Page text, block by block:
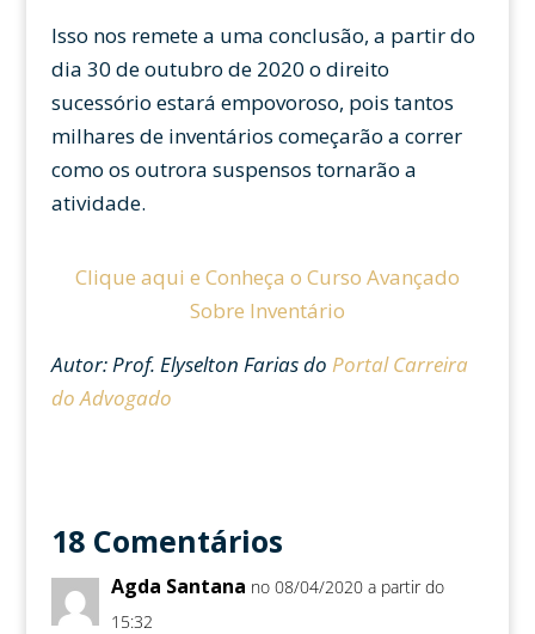
Isso nos remete a uma conclusão, a partir do
dia 30 de outubro de 2020 o direito
sucessório estará empovoroso, pois tantos
milhares de inventários começarão a correr
como os outrora suspensos tornarão a
atividade.
Clique aqui e Conheça o Curso Avançado
Sobre Inventário
Autor: Prof. Elyselton Farias do Portal Carreira
do Advogado
18 Comentários
Agda Santana no 08/04/2020 a partir do
15:32